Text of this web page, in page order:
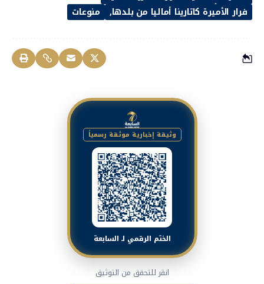
فرار الأميرة كاتارينا أماليا من بلدها
منوعات
وثيقة إخبارية موثقة رسمياً
الختم الرقمي لـ السابعة
انقر للتحقق من التوثيق